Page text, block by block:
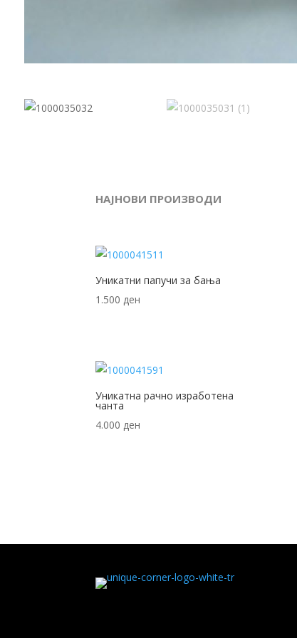
НАЈНОВИ ПРОИЗВОДИ
Уникатни папучи за бања
1.500ден
Уникатна рачно изработена
чанта
4.000ден